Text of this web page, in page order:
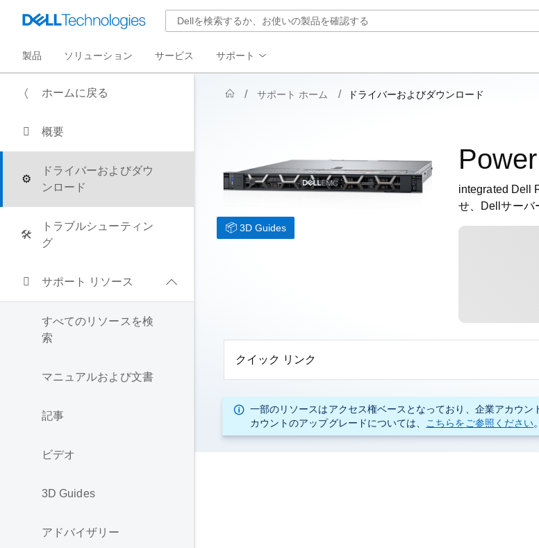
製品 ソリューション サービス サポート
ホームに戻る
概要
ドライバーおよびダウ
ンロード
トラブルシューティン
グ
サポート リソース
すべてのリソースを検
索
マニュアルおよび文書
記事
ビデオ
3D Guides
アドバイザリー
サポート ホーム ドライバーおよびダウンロード
3D Guides
integrated Dell
せ、Dellサーバ
クイック リンク
一部のリソースはアクセス権ベースとなっており、企業アカウン
カウントのアップグレードについては、
こちらをご参照ください。